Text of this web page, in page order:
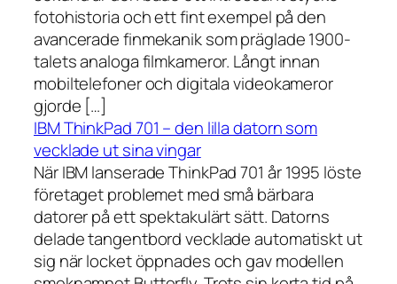
fotohistoria och ett fint exempel på den
avancerade finmekanik som präglade 1900-
talets analoga filmkameror. Långt innan
mobiltelefoner och digitala videokameror
gjorde […]
IBM ThinkPad 701 – den lilla datorn som
vecklade ut sina vingar
När IBM lanserade ThinkPad 701 år 1995 löste
företaget problemet med små bärbara
datorer på ett spektakulärt sätt. Datorns
delade tangentbord vecklade automatiskt ut
sig när locket öppnades och gav modellen